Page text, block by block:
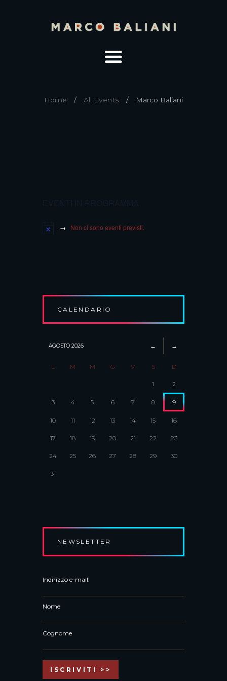
Home All Events Marco Baliani
Non ci sono eventi previsti.
CALENDARIO
AGOSTO 2026
L M M G V S D
1 2
3 4 5 6 7 8 9
10 11 12 13 14 15 16
17 18 19 20 21 22 23
24 25 26 27 28 29 30
31
NEWSLETTER
Indirizzo e-mail:
Nome
Cognome